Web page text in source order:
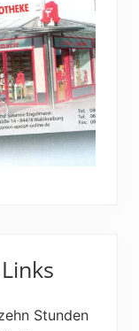
Stunden